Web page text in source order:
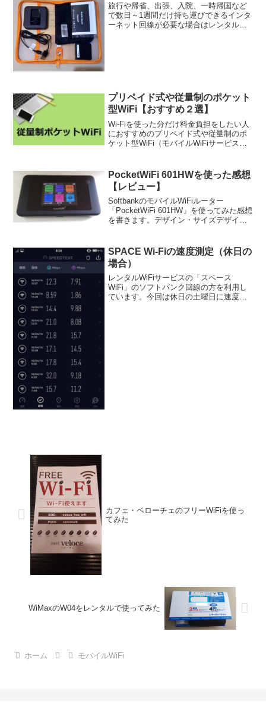
旅行や帰省、出張、入院、一時帰国など
で数日～1週間だけ持ち運びできるインタ
ーネット回線が必要な場合はレンタル
プリペイド式や従量制のポケット
型WiFi【おすすめ２選】
Wi-Fiを使った分だけ料金負担をしたい人
におすすめのプリペイド式や従量制のポ
ケット型WiFi（モバイルWiFiサービス）
せずに済みます。
PocketWiFi 601HWを使った感想
【レビュー】
SoftbankのモバイルWiFiルーター
「PocketWiFi 601HW」を使ってみた感想
を書きます。デザイン・サイズデザイン
ラスチックを使っており、側面はツルツ
ルし...
SPACE Wi-Fiの速度測定（休日の
場合）
レンタルWiFiサービスの「スペース
WiFi」のソフトバンク回線の方を利用し
ています。今回は休日の土曜日に速度測
カフェ・ベローチェのフリーWiFiを使っ
てみた
WiMaxのW04をレンタルで使ってみた
ホーム モバイルWiFi